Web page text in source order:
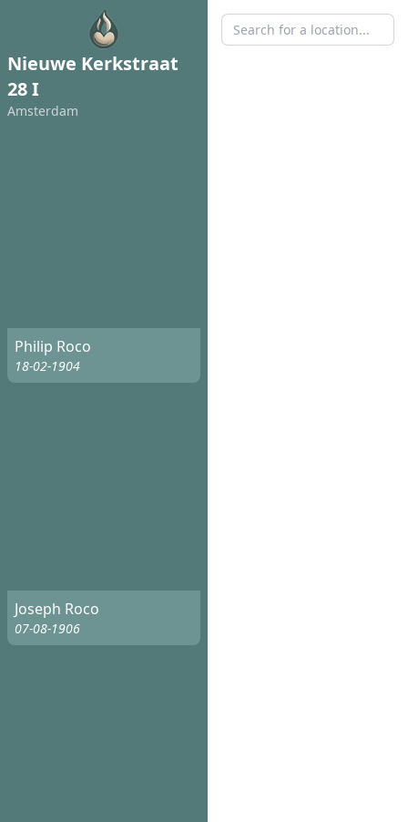
Nieuwe Kerkstraat
28 I
Amsterdam
Philip Roco
18-02-1904
Joseph Roco
07-08-1906